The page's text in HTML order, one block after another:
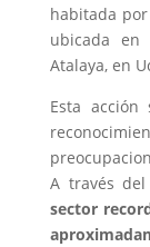
habitada
ubicada en
Atalaya, en
Esta
A través
sector